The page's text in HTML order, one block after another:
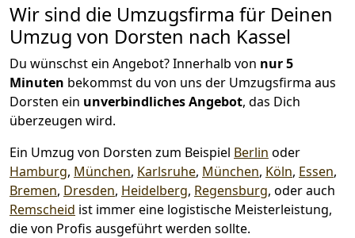
Wir sind die Umzugsfirma für Deinen
Umzug von Dorsten nach Kassel
Du wünschst ein Angebot? Innerhalb von nur 5
Minuten bekommst du von uns der Umzugsfirma aus
Dorsten ein unverbindliches Angebot, das Dich
überzeugen wird.
Ein Umzug von Dorsten zum Beispiel Berlin oder
Hamburg, München, Karlsruhe, München, Köln, Essen,
Bremen, Dresden, Heidelberg, Regensburg, oder auch
Remscheid ist immer eine logistische Meisterleistung,
die von Profis ausgeführt werden sollte.